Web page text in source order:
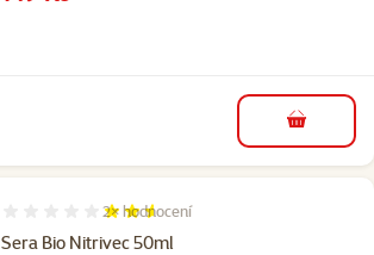
do košíku
Sera Bio Nitrivec 50ml
Hodnocení 50%, počet hodnocení: 2
2× hodnocení